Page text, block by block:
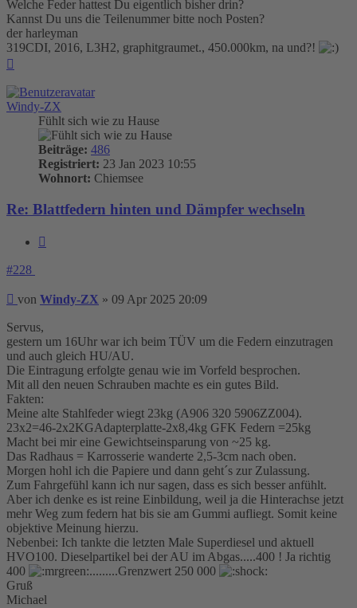
Welche Feder hattest Du eigentlich bisher drin?
Kannst Du uns die Teilenummer bitte noch Posten?
der harleyman
319CDI, 2016, L3H2, graphitgraumet., 450.000km, na und?!
Windy-ZX
Fühlt sich wie zu Hause
Beiträge: 486
Registriert: 23 Jan 2023 10:55
Wohnort: Chiemsee
Re: Blattfedern hinten und Dämpfer wechseln
#228
Beitrag
von Windy-ZX » 09 Apr 2025 20:09
Servus,
gestern um 16Uhr war ich beim TÜV um die Federn einzutragen
und auch gleich HU/AU.
Die Eintragung erfolgte genau wie im Vorfeld besprochen.
Mit all den neuen Schrauben machte es ein gutes Bild.
Fakten:
Meine alte Stahlfeder wiegt 23kg (A906 320 5906ZZ004).
23x2=46-2x2KGAdapterplatte-2x8,4kg GFK Federn =25kg
Macht bei mir eine Gewichtseinsparung von ~25 kg.
Das Radhaus = Karrosserie wanderte 2,5-3cm nach oben.
Morgen hohl ich die Papiere und dann geht´s zur Zulassung.
Zum Fahrgefühl kann ich nur sagen, dass es sich besser anfühlt.
Aber ich denke es ist reine Einbildung, weil ja die Hinterachse jetzt
mehr Weg zum federn hat bis sie am Gummi aufliegt. Somit keine
objektive Meinung hierzu.
Nebenbei: Ich tankte die letzten Male Superdiesel und aktuell
HVO100. Dieselpartikel bei der AU im Abgas.....400 ! Ja richtig
400
.........Grenzwert 250 000
Gruß
Michael